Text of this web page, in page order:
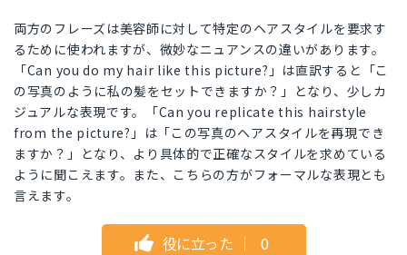
両方のフレーズは美容師に対して特定のヘアスタイルを要求す
るために使われますが、微妙なニュアンスの違いがあります。
「Can you do my hair like this picture?」は直訳すると「こ
の写真のように私の髪をセットできますか？」となり、少しカ
ジュアルな表現です。「Can you replicate this hairstyle
from the picture?」は「この写真のヘアスタイルを再現でき
ますか？」となり、より具体的で正確なスタイルを求めている
ように聞こえます。また、こちらの方がフォーマルな表現とも
言えます。
役に立った ｜ 0